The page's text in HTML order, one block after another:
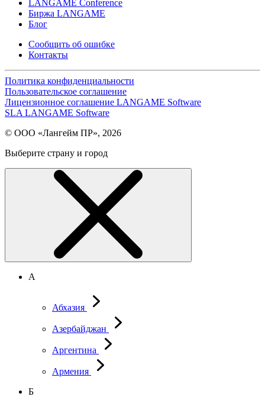
LANGAME Conference
Биржа LANGAME
Блог
Сообщить об ошибке
Контакты
Политика конфиденциальности
Пользовательское соглашение
Лицензионное соглашение LANGAME Software
SLA LANGAME Software
© ООО «Лангейм ПР», 2026
Выберите страну и город
А
Абхазия
Азербайджан
Аргентина
Армения
Б